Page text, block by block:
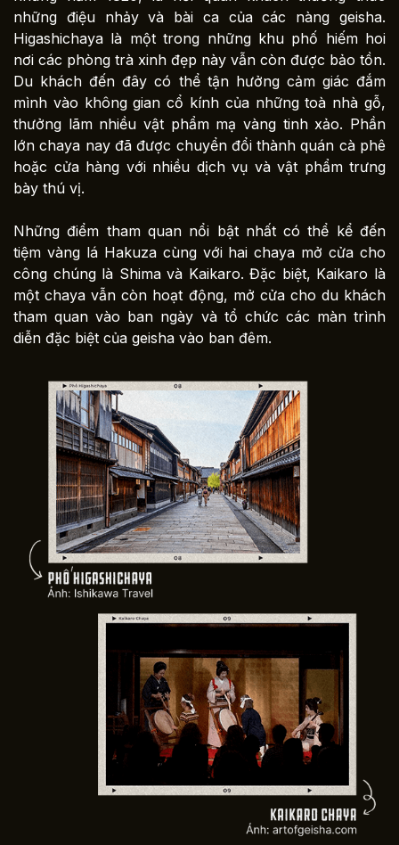
những điệu nhảy và bài ca của các nàng geisha.
Higashichaya là một trong những khu phố hiếm hoi
nơi các phòng trà xinh đẹp này vẫn còn được bảo tồn.
Du khách đến đây có thể tận hưởng cảm giác đắm
mình vào không gian cổ kính của những toà nhà gỗ,
thưởng lãm nhiều vật phẩm mạ vàng tinh xảo. Phần
lớn chaya nay đã được chuyển đổi thành quán cà phê
hoặc cửa hàng với nhiều dịch vụ và vật phẩm trưng
bày thú vị.
Những điểm tham quan nổi bật nhất có thể kể đến
tiệm vàng lá Hakuza cùng với hai chaya mở cửa cho
công chúng là Shima và Kaikaro. Đặc biệt, Kaikaro là
một chaya vẫn còn hoạt động, mở cửa cho du khách
tham quan vào ban ngày và tổ chức các màn trình
diễn đặc biệt của geisha vào ban đêm.